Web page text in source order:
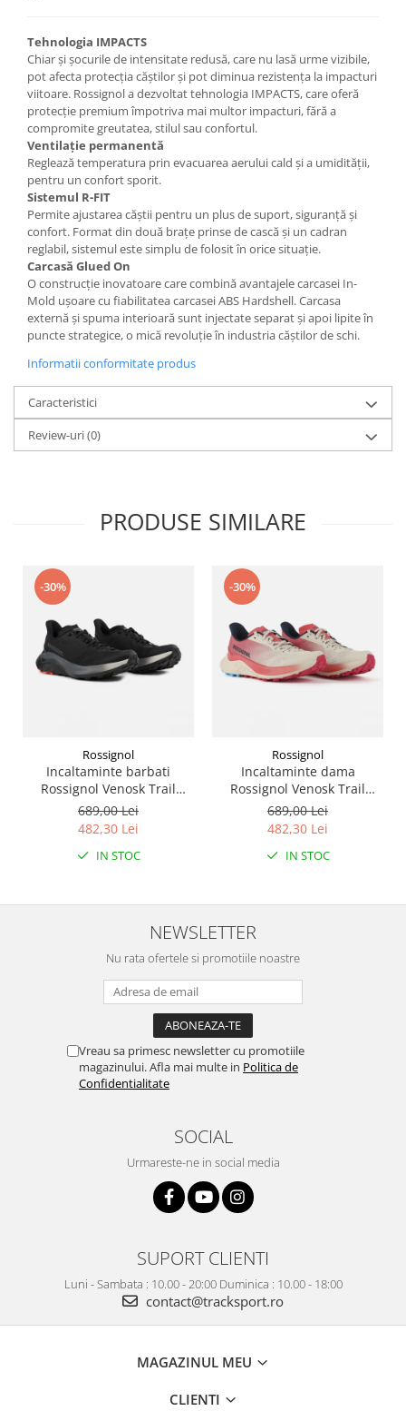
Tehnologia IMPACTS
Chiar și șocurile de intensitate redusă, care nu lasă urme vizibile,
pot afecta protecția căștilor și pot diminua rezistența la impacturi
viitoare. Rossignol a dezvoltat tehnologia IMPACTS, care oferă
protecție premium împotriva mai multor impacturi, fără a
compromite greutatea, stilul sau confortul.
Ventilație permanentă
Reglează temperatura prin evacuarea aerului cald și a umidității,
pentru un confort sporit.
Sistemul R-FIT
Permite ajustarea căștii pentru un plus de suport, siguranță și
confort. Format din două brațe prinse de cască și un cadran
reglabil, sistemul este simplu de folosit în orice situație.
Carcasă Glued On
O construcție inovatoare care combină avantajele carcasei In-
Mold ușoare cu fiabilitatea carcasei ABS Hardshell. Carcasa
externă și spuma interioară sunt injectate separat și apoi lipite în
puncte strategice, o mică revoluție în industria căștilor de schi.
Informatii conformitate produs
Caracteristici
Review-uri(0)
PRODUSE SIMILARE
-30%
Rossignol
Incaltaminte barbati
Rossignol Venosk Trail
Running - Black
689,00 Lei
482,30 Lei
IN STOC
-30%
Rossignol
Incaltaminte dama
Rossignol Venosk Trail
Running - Sand pink
689,00 Lei
482,30 Lei
IN STOC
NEWSLETTER
Nu rata ofertele si promotiile noastre
Vreau sa primesc newsletter cu promotiile
magazinului. Afla mai multe in Politica de
Confidentialitate
SOCIAL
Urmareste-ne in social media
SUPORT CLIENTI
Luni - Sambata : 10.00 - 20:00 Duminica : 10.00 - 18:00
contact@tracksport.ro
MAGAZINUL MEU
CLIENTI